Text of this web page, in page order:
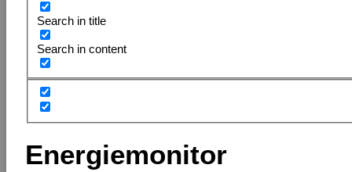
Search in title
Search in content
Energiemonitor